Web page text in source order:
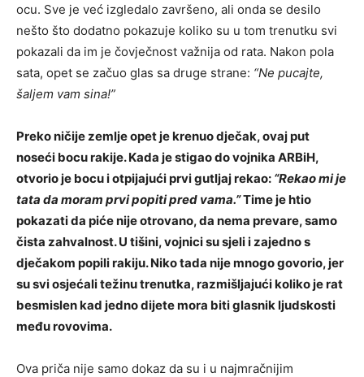
ocu. Sve je već izgledalo završeno, ali onda se desilo
nešto što dodatno pokazuje koliko su u tom trenutku svi
pokazali da im je čovječnost važnija od rata. Nakon pola
sata, opet se začuo glas sa druge strane: “Ne pucajte,
šaljem vam sina!”
Preko ničije zemlje opet je krenuo dječak, ovaj put
noseći bocu rakije. Kada je stigao do vojnika ARBiH,
otvorio je bocu i otpijajući prvi gutljaj rekao: “Rekao mi je
tata da moram prvi popiti pred vama.”Time je htio
pokazati da piće nije otrovano, da nema prevare, samo
čista zahvalnost. U tišini, vojnici su sjeli i zajedno s
dječakom popili rakiju. Niko tada nije mnogo govorio, jer
su svi osjećali težinu trenutka, razmišljajući koliko je rat
besmislen kad jedno dijete mora biti glasnik ljudskosti
među rovovima.
Ova priča nije samo dokaz da su i u najmračnijim